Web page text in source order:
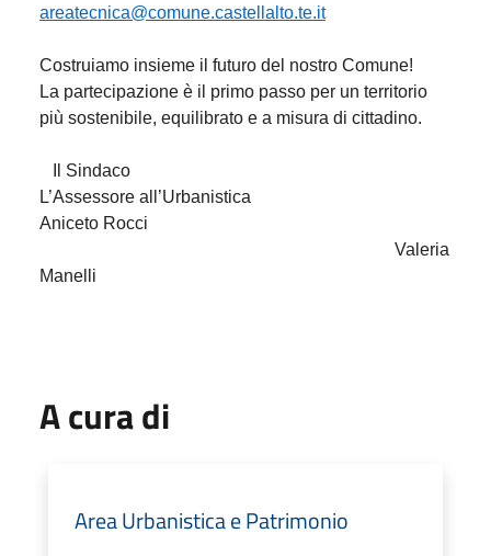
areatecnica@comune.castellalto.te.it
Costruiamo insieme il futuro del nostro Comune!
La partecipazione è il primo passo per un territorio
più sostenibile, equilibrato e a misura di cittadino.
Il Sindaco
L’Assessore all’Urbanistica
Aniceto Rocci
Valeria
Manelli
A cura di
Area Urbanistica e Patrimonio